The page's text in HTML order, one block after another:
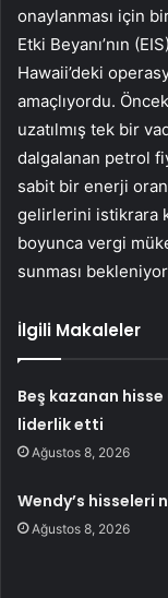
onaylanması için
Etki Beyanı’nın
Hawaii’deki
amaçlıyordu.
uzatılmış tek bir
dalgalanan petrol
sabit bir enerji
gelirlerini istikrara
boyunca vergi
sunması
İlgili Makaleler
Beş kazanan
liderlik etti
Ağustos 8, 2026
Wendy’s hisseleri
Ağustos 8, 2026